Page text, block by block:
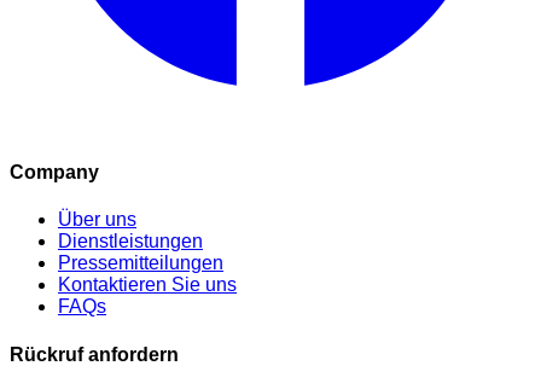
Company
Über uns
Dienstleistungen
Pressemitteilungen
Kontaktieren Sie uns
FAQs
Rückruf anfordern